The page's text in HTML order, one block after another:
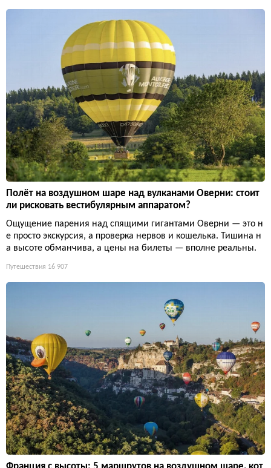
Полёт на воздушном шаре над вулканами Оверни: стоит
ли рисковать вестибулярным аппаратом?
Ощущение парения над спящими гигантами Оверни — это н
е просто экскурсия, а проверка нервов и кошелька. Тишина н
а высоте обманчива, а цены на билеты — вполне реальны.
Путешествия 16 907